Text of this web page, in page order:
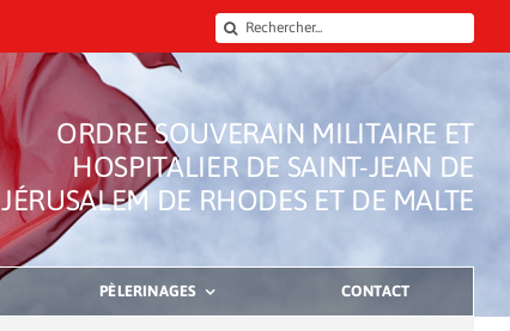
Rechercher:
ORDRE SOUVERAIN MILITAIRE ET
HOSPITALIER DE SAINT-JEAN DE
JÉRUSALEM DE RHODES ET DE MALTE
PÈLERINAGES CONTACT